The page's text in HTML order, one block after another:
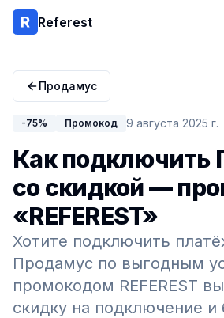
Referest
Продамус
-75% Промокод 9 августа 2025 г.
Как подключить
со скидкой —
«REFEREST»
Хотите подключить
Продамус по выгодным
промокодом REFEREST
скидку на подключение и